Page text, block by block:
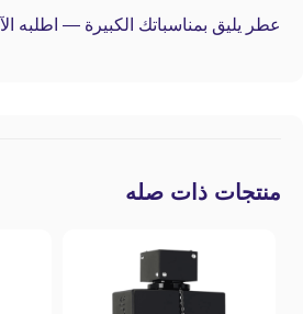
عطر يليق بمناسباتك الكبيرة — اطلبه
منتجات ذات صله